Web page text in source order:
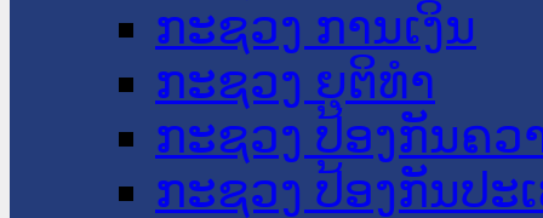
ກະຊວງ ການເງິນ
ກະຊວງ ຍຸຕິທໍາ
ກະຊວງ ປ້ອງກັນຄວ
ກະຊວງ ປ້ອງກັນປະ